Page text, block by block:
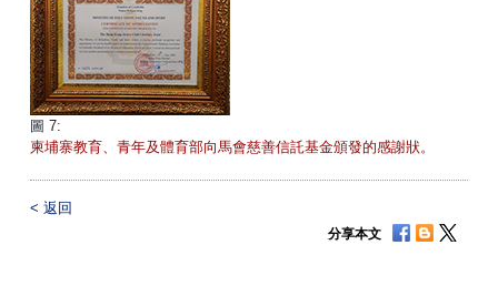
圖 7:
柬埔寨教育、青年及體育部向馬會慈善信託基金頒發的感謝狀。
<返回
分享本文